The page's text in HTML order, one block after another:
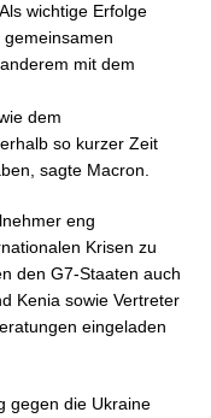
wichtige Erfolge
mit dem
dem
so kurzer Zeit
sagte Macron.
eng
Krisen zu
den G7-Staaten auch
Kenia sowie Vertreter
eingeladen
gegen die Ukraine